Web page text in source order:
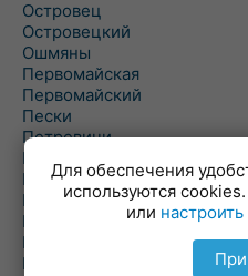
Островец
Островецкий
Ошмяны
Первомайская
Первомайский
Пески
Петревичи
Погородно
Пограничный
Подлабенье
Подольцы
Подороск
Поречье
Для обеспечения
используются
или настроить